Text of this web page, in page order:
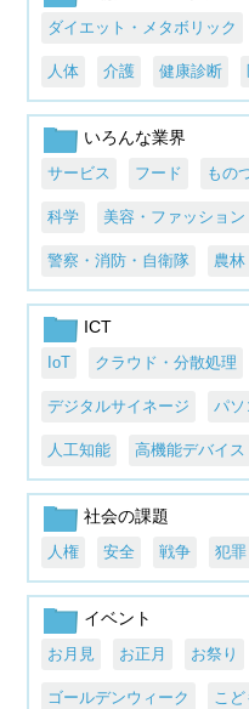
ダイエット・メタボリック
人体 介護 健康診断
いろんな業界
サービス フード もの
科学 美容・ファッション
警察・消防・自衛隊 農林
ICT
IoT クラウド・分散処理
デジタルサイネージ パソ
人工知能 高機能デバイス
社会の課題
人権 安全 戦争 犯罪
イベント
お月見 お正月 お祭り
ゴールデンウィーク こど